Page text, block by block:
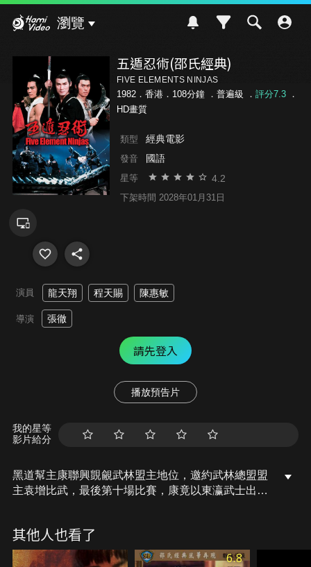
瀏覽
五遁忍術(邵氏經典)
FIVE ELEMENTS NINJAS
1982．香港．108分鐘 ． 普遍級 ． 評分7.3．
HD畫質
類型 經典電影
發音 國語
星等 4.2
下架時間 2028年01月31日
演員 龍天翔 程天賜 陳惠敏
導演 張徹
請先登入
播放預告片
我的星等
影片給分
黑道幫主康聯興覬覦武林盟主地位，邀約武林總盟盟
主袁增比武，最後第十場比賽，康竟以東瀛武士出
其復仇。劍淵接到遺書便率領大批忍者前來中土，擺
下「五遁陣」，向袁增挑戰…
其他人也看了
6.8